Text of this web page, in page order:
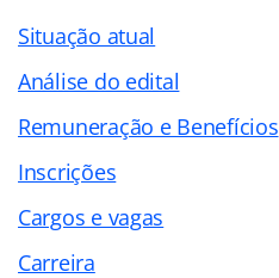
Situação atual
Análise do edital
Remuneração e Benefícios
Inscrições
Cargos e vagas
Carreira